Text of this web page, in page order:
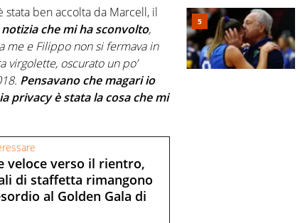
stata ben accolta da Marcell, il
che mi ha sconvolto,
me e Filippo non si fermava in
oscurato un po’
Pensavano che magari io
privacy è stata la cosa che mi
veloce verso il rientro,
di staffetta rimangono
al Golden Gala di